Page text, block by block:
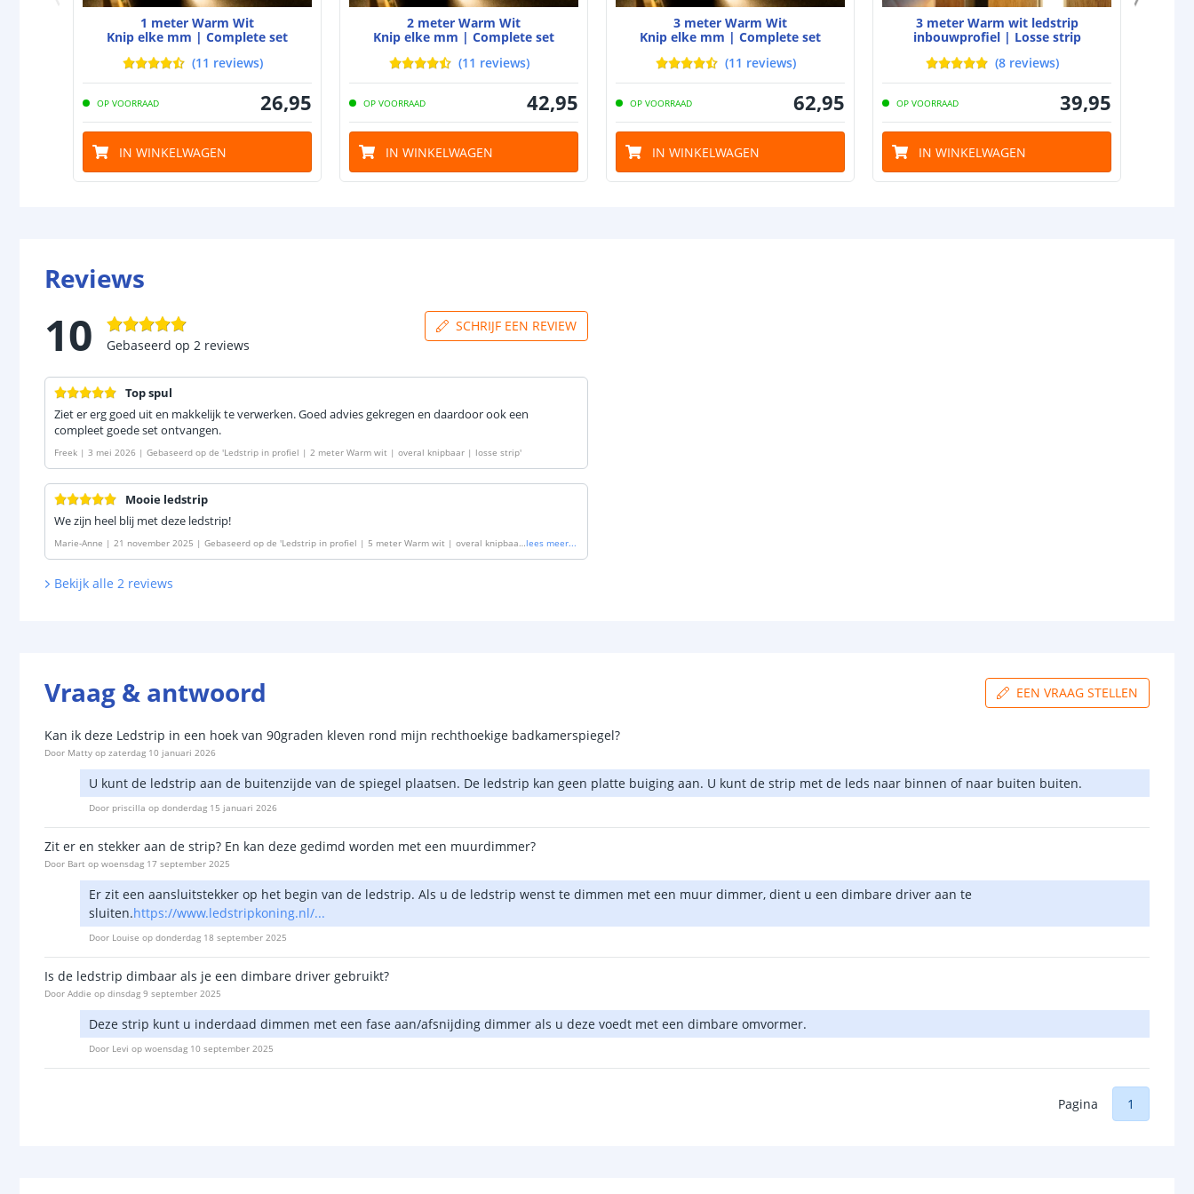
Aansluiting begin
5.5x2.1-DC stekker type vrouw
Aansluiting einde
-
1 meter Warm Wit
Knip elke mm | Complete set
(11 reviews)
OP VOORRAAD 26,95
IN WINKELWAGEN
2 meter Warm Wit
Knip elke mm | Complete set
(11 reviews)
OP VOORRAAD 42,95
IN WINKELWAGEN
3 meter Warm Wit
Knip elke mm | Complete set
(11 reviews)
OP VOORRAAD 62,95
IN WINKELWAGEN
3 meter Warm wit ledstrip
inbouwprofiel | Losse strip
(8 reviews)
OP VOORRAAD 39,95
IN WINKELWAGEN
Reviews
10 Gebaseerd op 2 reviews
SCHRIJF EEN REVIEW
Top spul
Ziet er erg goed uit en makkelijk te verwerken. Goed advies gekregen en daardoor ook een
compleet goede set ontvangen.
Freek | 3 mei 2026 | Gebaseerd op de 'Ledstrip in profiel | 2 meter Warm wit | overal knipbaar | losse strip'
Mooie ledstrip
We zijn heel blij met deze ledstrip!
Marie-Anne | 21 november 2025 | Gebaseerd op de 'Ledstrip in profiel | 5 meter Warm wit | overal knipbaar
| losse strip'
lees meer...
Bekijk alle 2 reviews
Vraag & antwoord EEN VRAAG STELLEN
Kan ik deze Ledstrip in een hoek van 90graden kleven rond mijn rechthoekige badkamerspiegel?
Door Matty op zaterdag 10 januari 2026
U kunt de ledstrip aan de buitenzijde van de spiegel plaatsen. De ledstrip kan geen platte buiging aan. U kunt de strip met de leds naar binnen of naar buiten buiten.
Door priscilla op donderdag 15 januari 2026
Zit er en stekker aan de strip? En kan deze gedimd worden met een muurdimmer?
Door Bart op woensdag 17 september 2025
Er zit een aansluitstekker op het begin van de ledstrip. Als u de ledstrip wenst te dimmen met een muur dimmer, dient u een dimbare driver aan te
sluiten.https://www.ledstripkoning.nl/...
Door Louise op donderdag 18 september 2025
Is de ledstrip dimbaar als je een dimbare driver gebruikt?
Door Addie op dinsdag 9 september 2025
Deze strip kunt u inderdaad dimmen met een fase aan/afsnijding dimmer als u deze voedt met een dimbare omvormer.
Door Levi op woensdag 10 september 2025
Pagina 1